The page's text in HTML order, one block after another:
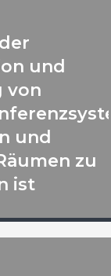
und
von
und
zu
ist